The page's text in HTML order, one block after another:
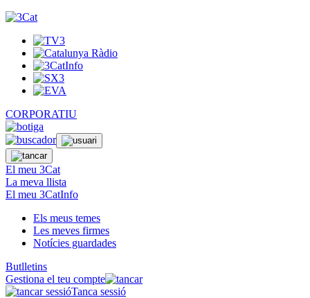
CORPORATIU
El meu 3Cat
La meva llista
El meu 3CatInfo
Els meus temes
Les meves firmes
Notícies guardades
Butlletins
Gestiona el teu compte
Tanca sessió